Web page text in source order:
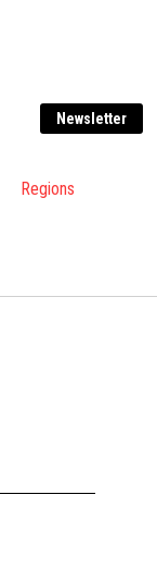
Newsletter
Regions